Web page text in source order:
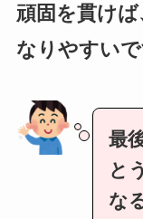
頑固を貫け
なりやすいで
最
と
な